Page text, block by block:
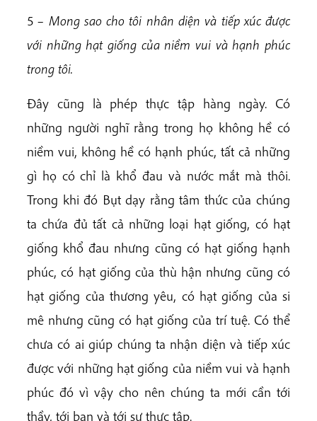
5– Mong sao cho tôi nhân diện và tiếp xúc được
với những hạt giống của niềm vui và hạnh phúc
trong tôi.
Đây cũng là phép thực tập hàng ngày. Có
những người nghĩ rằng trong họ không hề có
niềm vui, không hề có hạnh phúc, tất cả những
gì họ có chỉ là khổ đau và nước mắt mà thôi.
Trong khi đó Bụt dạy rằng tâm thức của chúng
ta chứa đủ tất cả những loại hạt giống, có hạt
giống khổ đau nhưng cũng có hạt giống hạnh
phúc, có hạt giống của thù hận nhưng cũng có
hạt giống của thương yêu, có hạt giống của si
mê nhưng cũng có hạt giống của trí tuệ. Có thể
chưa có ai giúp chúng ta nhận diện và tiếp xúc
được với những hạt giống của niềm vui và hạnh
phúc đó vì vậy cho nên chúng ta mới cần tới
thầy, tới bạn và tới sự thực tập.